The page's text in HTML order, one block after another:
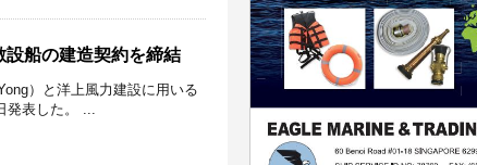
船の建造契約を締結
）と洋上風力建設に用いる
発表した。 ...